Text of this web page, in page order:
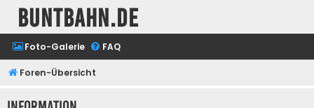
buntbahn.de
Foto-Galerie FAQ
Foren-Übersicht